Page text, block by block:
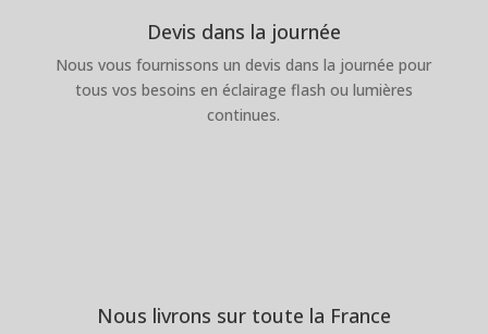
Devis dans la journée
Nous vous fournissons un devis dans la journée pour
tous vos besoins en éclairage flash ou lumières
continues.
Nous livrons sur toute la France